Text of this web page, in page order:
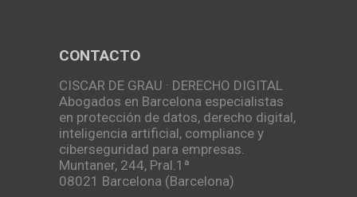
CONTACTO
CISCAR DE GRAU · DERECHO DIGITAL
Abogados en Barcelona especialistas
en protección de datos, derecho digital,
inteligencia artificial, compliance y
ciberseguridad para empresas.
Muntaner, 244, Pral.1ª
08021 Barcelona (Barcelona)